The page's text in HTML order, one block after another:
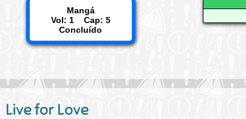
Mangá
Vol: 1 Cap: 5
Concluído
Live for Love